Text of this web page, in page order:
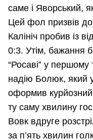
саме і Яворський,
Цей фол призвів до
Калініч пробив із
0:3. Утім, бажання
“Росаві” у
надію Болюк, який
оформив
ту саму хвилину
Вовк вдруге
за п’ять хвилин